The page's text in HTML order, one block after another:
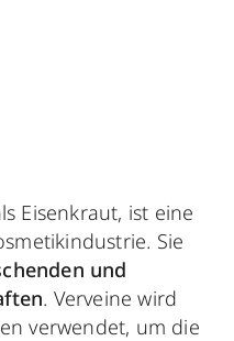
Eisenkraut, ist eine
Sie
und
. Verveine wird
verwendet, um die